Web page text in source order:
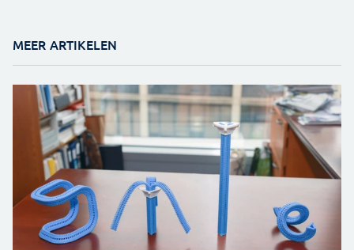
MEER ARTIKELEN